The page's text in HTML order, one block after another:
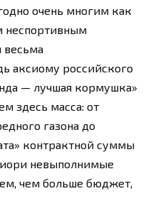
очень многим как
неспортивным
весьма
аксиому российского
— лучшая кормушка»
здесь масса: от
газона до
контрактной суммы
невыполнимые
чем больше бюджет,